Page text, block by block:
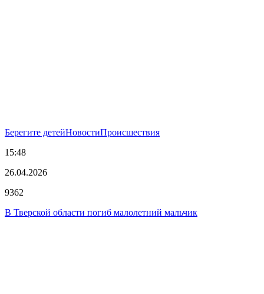
Берегите детейНовостиПроисшествия
15:48
26.04.2026
9362
В Тверской области погиб малолетний мальчик